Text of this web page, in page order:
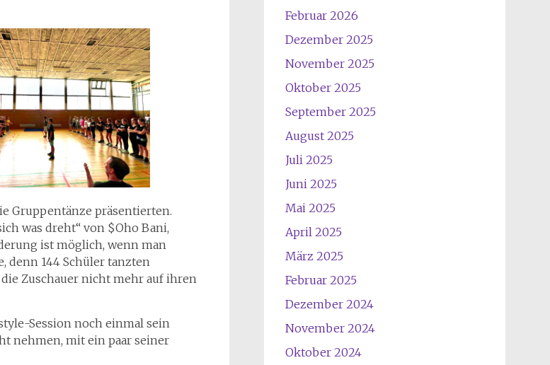
Gruppentänze präsentierten.
was dreht“ von $Oho Bani,
ist möglich, wenn man
denn 144 Schüler tanzten
Zuschauer nicht mehr auf ihren
Session noch einmal sein
nehmen, mit ein paar seiner
Februar 2026
Dezember 2025
November 2025
Oktober 2025
September 2025
August 2025
Juli 2025
Juni 2025
Mai 2025
April 2025
März 2025
Februar 2025
Dezember 2024
November 2024
Oktober 2024